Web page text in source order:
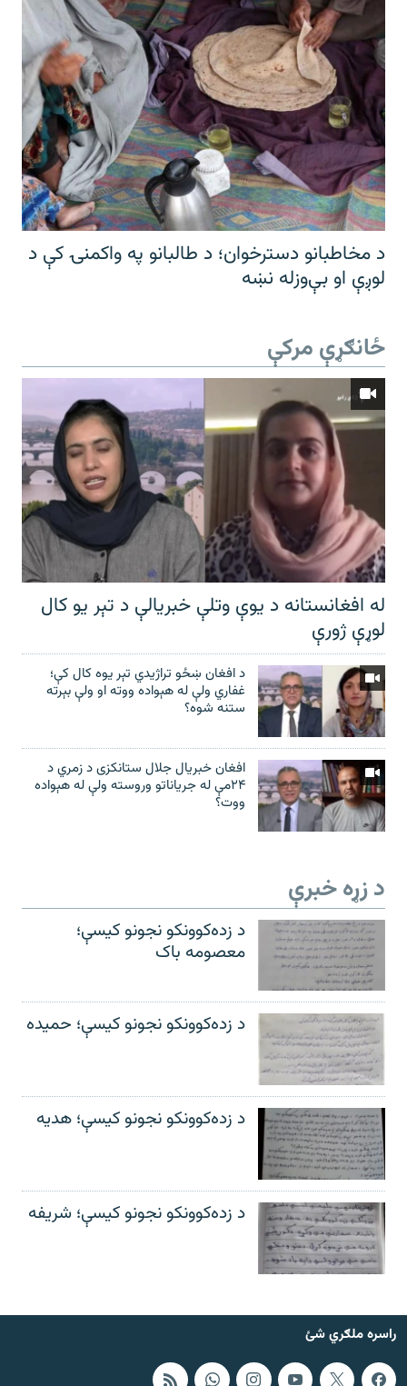
د مخاطبانو دسترخوان؛ د طالبانو په واکمنۍ کې د
لوږې او بې‌وزله نښه
ځانګړې مرکې
له افغانستانه د یوې وتلې خبریالې د تېر يو کال
لوړې ژورې
د افغان ښځو تراژیدي تېر یوه کال کې؛
غفاري ولې له هېواده ووته او ولې بېرته
ستنه شوه؟
افغان خبریال جلال ستانکزی د زمري د
۲۴مې له جریاناتو وروسته ولې له هېواده
ووت؟
د زړه خبرې
د زده‌کوونکو نجونو کیسې؛
معصومه باک
د زده‌کوونکو نجونو کیسې؛ حمیده
د زده‌کوونکو نجونو کیسې؛ هدیه
د زده‌کوونکو نجونو کیسې؛ شریفه
راسره ملګري شئ